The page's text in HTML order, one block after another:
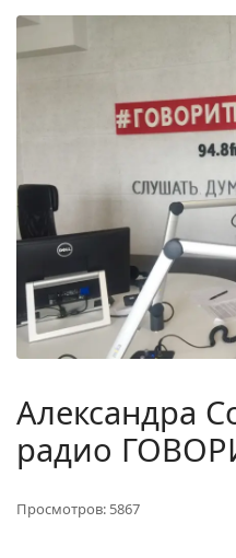
Александра
радио
Просмотров: 5867